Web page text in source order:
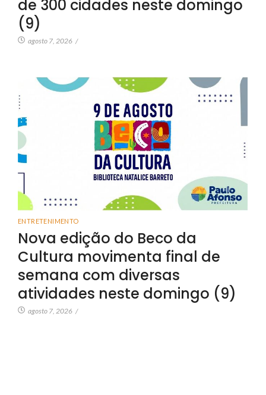
de 300 cidades neste domingo
(9)
agosto 7, 2026 /
ENTRETENIMENTO
Nova edição do Beco da
Cultura movimenta final de
semana com diversas
atividades neste domingo (9)
agosto 7, 2026 /